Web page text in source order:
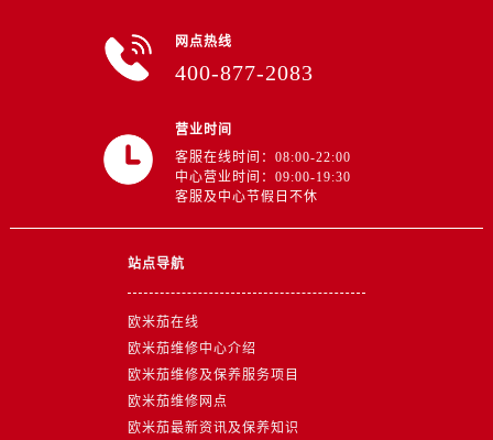
江西省南昌市红谷滩新区红谷中大道998号绿地双子塔（中央广场）A1座办公楼14层1407室售后服务中心（需提前预约）
网点热线
400-877-2083
营业时间
客服在线时间：08:00-22:00
中心营业时间：09:00-19:30
客服及中心节假日不休
站点导航
欧米茄在线
欧米茄维修中心介绍
欧米茄维修及保养服务项目
欧米茄维修网点
欧米茄最新资讯及保养知识